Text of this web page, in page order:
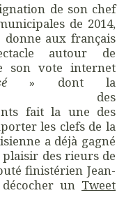
de son chef
de 2014,
donne aux français
autour de
son vote internet
» dont la
des
fait la une des
les clefs de la
a déjà gagné
des rieurs de
finistérien Jean-
un Tweet